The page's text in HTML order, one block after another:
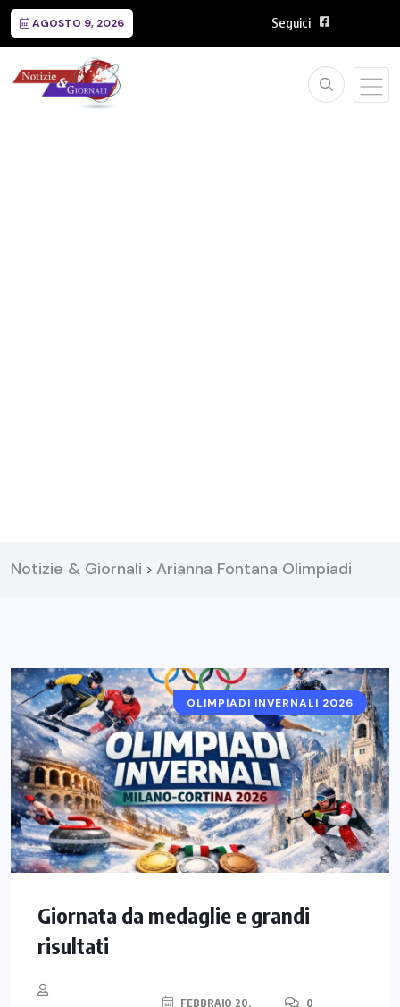
AGOSTO 9, 2026 Seguici
Notizie & Giornali > Arianna Fontana Olimpiadi
OLIMPIADI INVERNALI 2026
Giornata da medaglie e grandi
risultati
FEBBRAIO 20,
0